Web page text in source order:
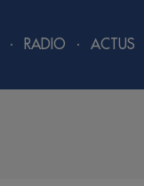
RADIO ACTUS